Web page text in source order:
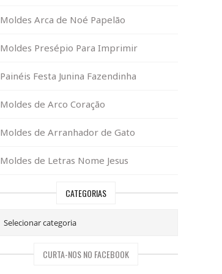
Moldes Arca de Noé Papelão
Moldes Presépio Para Imprimir
Painéis Festa Junina Fazendinha
Moldes de Arco Coração
Moldes de Arranhador de Gato
Moldes de Letras Nome Jesus
CATEGORIAS
CURTA-NOS NO FACEBOOK